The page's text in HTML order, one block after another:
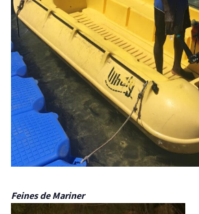
Feines de Mariner